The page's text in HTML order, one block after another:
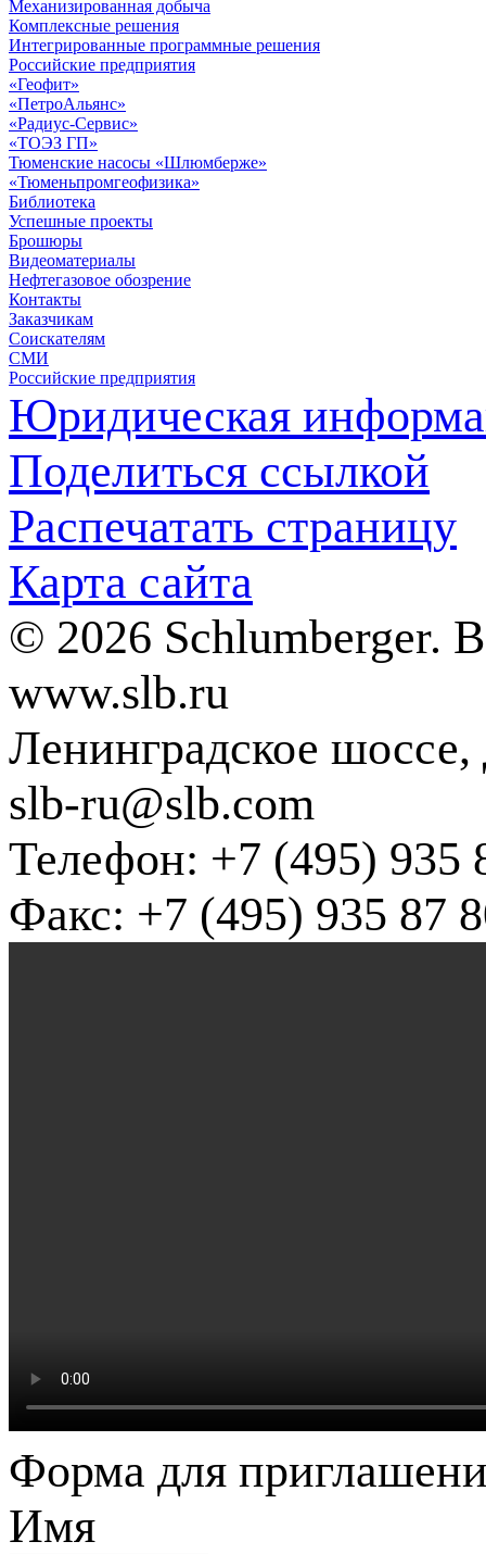
Механизированная добыча
Комплексные решения
Интегрированные программные решения
Российские предприятия
«Геофит»
«ПетроАльянс»
«Радиус-Сервис»
«ТОЭЗ ГП»
Тюменские насосы «Шлюмберже»
«Тюменьпромгеофизика»
Библиотека
Успешные проекты
Брошюры
Видеоматериалы
Нефтегазовое обозрение
Контакты
Заказчикам
Соискателям
СМИ
Российские предприятия
Юридическая
Поделиться ссылкой
Распечатать страницу
Карта сайта
© 2026 Schlumberger.
www.slb.ru
Ленинградское
slb-ru@slb.com
Телефон: +7 (495) 935
Факс: +7 (495) 935 87
Форма для
Имя